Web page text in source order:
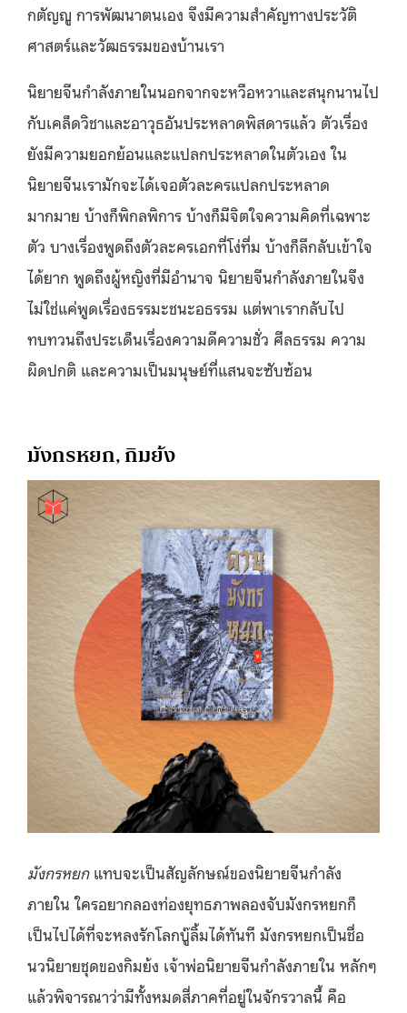
กตัญญู การพัฒนาตนเอง จึงมีความสำคัญทางประวัติ
ศาสตร์และวัฒธรรมของบ้านเรา
นิยายจีนกำลังภายในนอกจากจะหวือหวาและสนุกนานไป
กับเคล็ดวิชาและอาวุธอันประหลาดพิสดารแล้ว ตัวเรื่อง
ยังมีความยอกย้อนและแปลกประหลาดในตัวเอง ใน
นิยายจีนเรามักจะได้เจอตัวละครแปลกประหลาด
มากมาย บ้างก็พิกลพิการ บ้างก็มีจิตใจความคิดที่เฉพาะ
ตัว บางเรื่องพูดถึงตัวละครเอกที่โง่ทึ่ม บ้างก็ลึกลับเข้าใจ
ได้ยาก พูดถึงผู้หญิงที่มีอำนาจ นิยายจีนกำลังภายในจึง
ไม่ใช่แค่พูดเรื่องธรรมะชนะอธรรม แต่พาเรากลับไป
ทบทวนถึงประเด็นเรื่องความดีความชั่ว ศีลธรรม ความ
ผิดปกติ และความเป็นมนุษย์ที่แสนจะซับซ้อน
มังกรหยก, กิมย้ง
มังกรหยกแทบจะเป็นสัญลักษณ์ของนิยายจีนกำลัง
ภายใน ใครอยากลองท่องยุทธภาพลองจับมังกรหยกก็
เป็นไปได้ที่จะหลงรักโลกบู๊ลิ้มได้ทันที มังกรหยกเป็นชื่อ
นวนิยายชุดของกิมย้ง เจ้าพ่อนิยายจีนกำลังภายใน หลักๆ
แล้วพิจารณาว่ามีทั้งหมดสี่ภาคที่อยู่ในจักรวาลนี้ คือ